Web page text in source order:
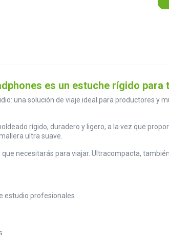
es un estuche rígido
una solución de viaje ideal para productores y
rígido, duradero y ligero, a la vez que
ultra suave.
necesitarás para viajar. Ultracompacta,
estudio profesionales